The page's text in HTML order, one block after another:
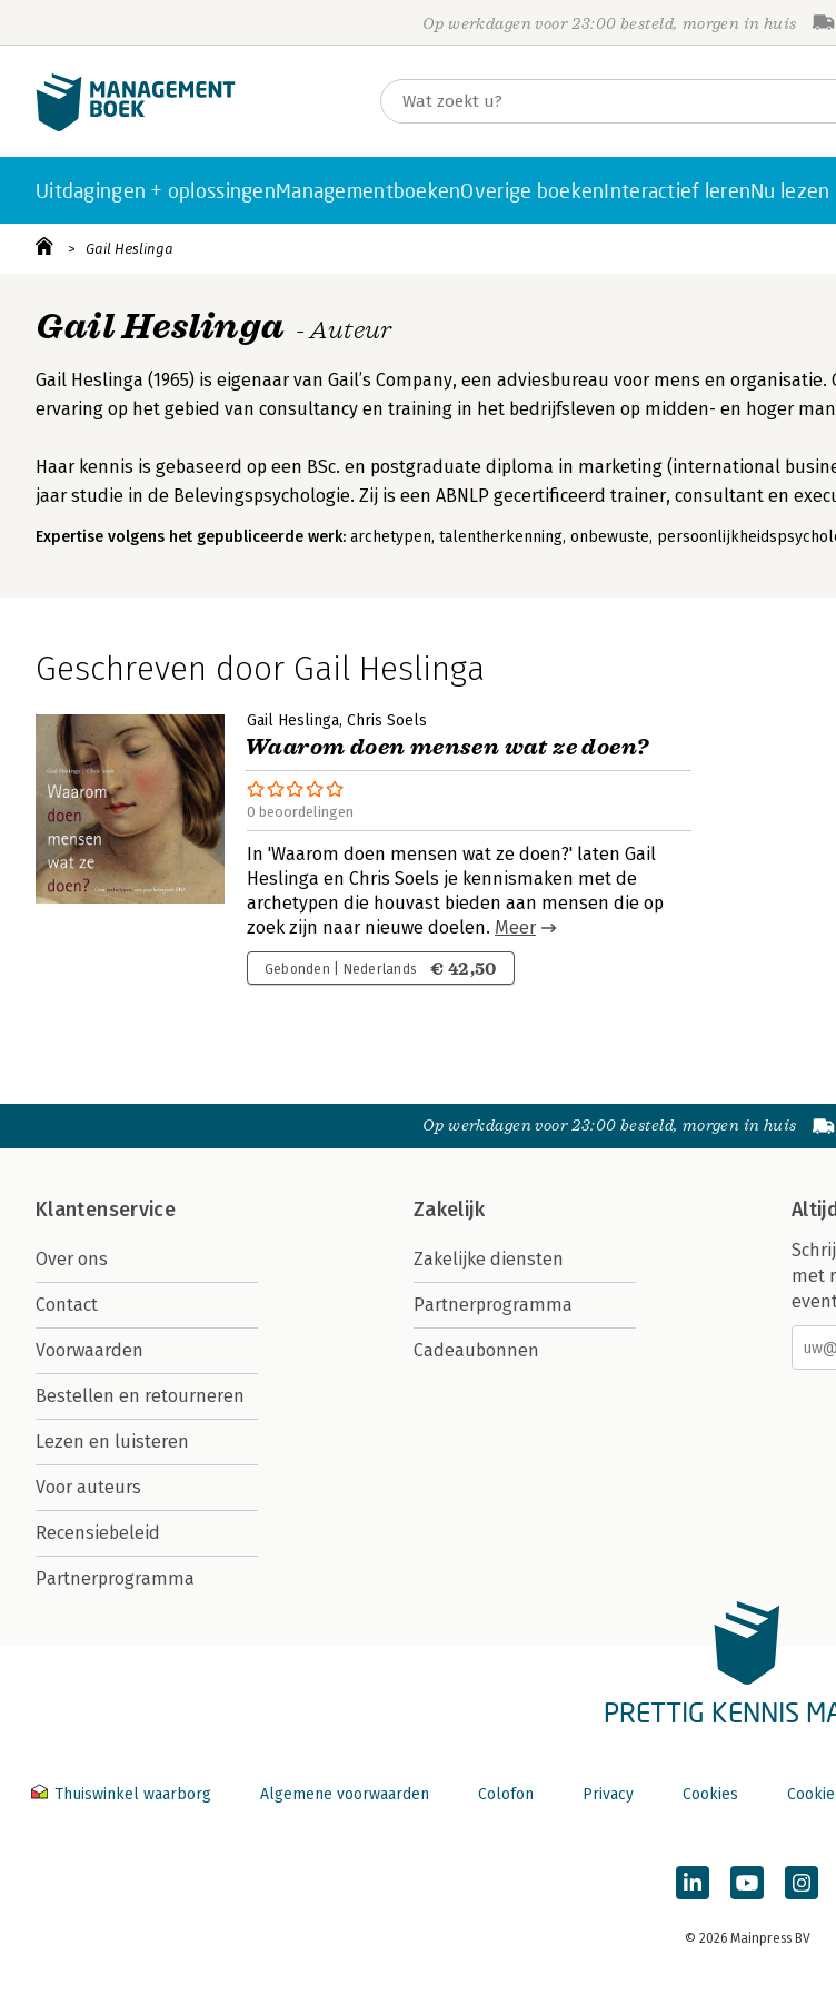
Op werkdagen voor 23:00 besteld, morgen in huis
Uitdagingen + oplossingenManagementboekenOverige boekenInteractief lerenNu lezen
Gail Heslinga
Gail Heslinga - Auteur
Gail Heslinga (1965) is eigenaar van Gail’s Company, een adviesbureau voor mens en
ervaring op het gebied van consultancy en training in het bedrijfsleven op midden- en hoger
Haar kennis is gebaseerd op een BSc. en postgraduate diploma in marketing (international
jaar studie in de Belevingspsychologie. Zij is een ABNLP gecertificeerd trainer, consultant en
Expertise volgens het gepubliceerde werk: archetypen, talentherkenning, onbewuste,
Geschreven door Gail Heslinga
Gail Heslinga Chris Soels
Waarom doen mensen wat ze doen?
0 beoordelingen
In 'Waarom doen mensen wat ze doen?' laten Gail
Heslinga en Chris Soels je kennismaken met de
archetypen die houvast bieden aan mensen die op
zoek zijn naar nieuwe doelen. Meer
Gebonden | Nederlands € 42,50
Op werkdagen voor 23:00 besteld, morgen in huis
Klantenservice
Over ons
Contact
Voorwaarden
Bestellen en retourneren
Lezen en luisteren
Voor auteurs
Recensiebeleid
Partnerprogramma
Zakelijk
Zakelijke diensten
Partnerprogramma
Cadeaubonnen
met
PRETTIG KENNIS
Thuiswinkel waarborg Algemene voorwaarden Colofon Privacy Cookies
© 2026 Mainpress BV